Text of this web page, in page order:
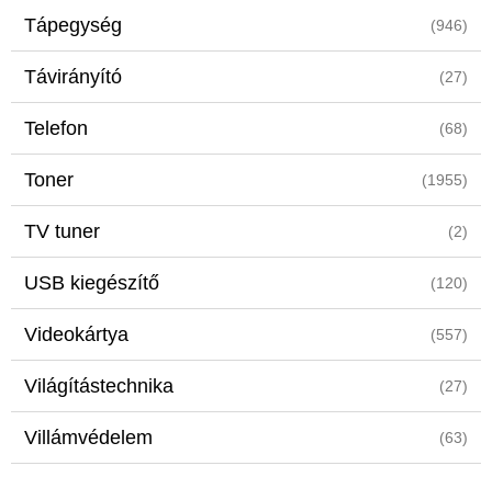
Tápegység (946)
Távirányító (27)
Telefon (68)
Toner (1955)
TV tuner (2)
USB kiegészítő (120)
Videokártya (557)
Világítástechnika (27)
Villámvédelem (63)